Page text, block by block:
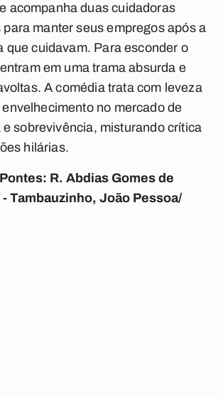
acompanha duas cuidadoras
manter seus empregos após a
que cuidavam. Para esconder o
em uma trama absurda e
A comédia trata com leveza
no mercado de
sobrevivência, misturando crítica
hilárias.
R. Abdias Gomes de
Tambauzinho, João Pessoa/